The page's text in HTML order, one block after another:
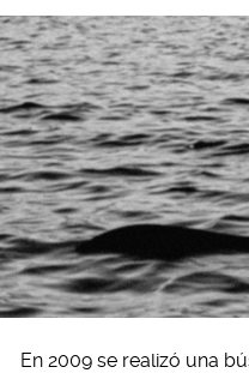
En 2009 se realizó una